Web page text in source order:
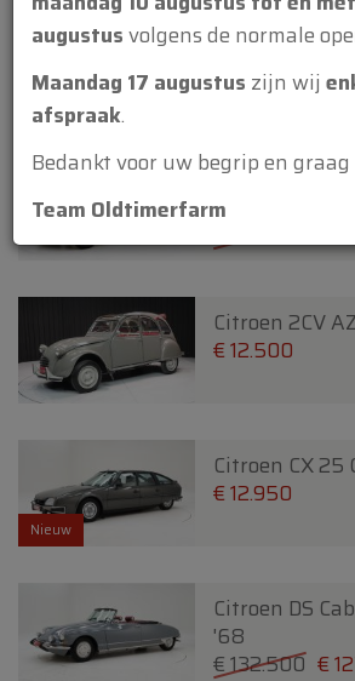
Citroen 2 CV
Citroen 2CV 6
'80
Citroen 2CV
€ 12.500
Nieuw
Citroen CX 25
€ 12.950
Citroen DS
'68
€ 132.500 €
augustusvolgens de normale
Maandag 17 augustus zijn wij
afspraak.
Bedankt voor uw begrip en
Team Oldtimerfarm